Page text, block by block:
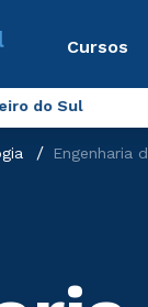
Cursos
do Sul
Engenharia